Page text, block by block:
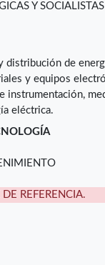
Y SOCIALISTAS
distribución de
y equipos
instrumentación,
eléctrica.
REFERENCIA.